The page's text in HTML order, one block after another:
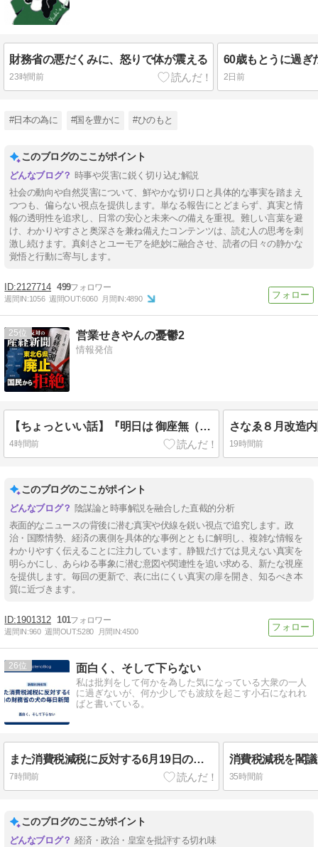
財務省の悪だくみに、怒りで体が震える
23時間前 2日前
#日本の為に #国を豊かに #ひのもと
このブログのここがポイント
時事や災害に鋭く切り込む解説
社会の動向や自然災害について、鮮やかな切り口と具体的な事実を踏まえ
つつも、偏らない視点を提供します。単なる報告にとどまらず、真実と情
報の透明性を追求し、日常の安心と未来への備えを重視。難しい言葉を避
け、わかりやすさと奥深さを兼ね備えたコンテンツは、読む人の思考を刺
激し続けます。真剣さとユーモアを絶妙に融合させ、読者の日々の静かな
覚悟と行動に寄与します。
2127714 499
週間IN:1056 週間OUT:6060 月間IN:4890
25 営業せきやんの憂鬱2
情報発信
【ちょっといい話】『明日は 御座無（ござな） く 候（そうろう） 』by 細川護煕、
4時間前 19時間前
このブログのここがポイント
陰謀論と時事解説を融合した直截的分析
表面的なニュースの背後に潜む真実や伏線を鋭い視点で追究します。政
治・国際情勢、経済の裏側を具体的な事例とともに解明し、複雑な情報を
わかりやすく伝えることに注力しています。静観だけでは見えない真実を
明らかにし、あらゆる事象に潜む意図や関連性を追い求める、新たな視座
を提供します。毎回の更新で、表に出にくい真実の扉を開き、知るべき本
質に近づきます。
1901312 101
週間IN:960 週間OUT:5280 月間IN:4500
26 面白く、そして下らない
私は批判をして何かを為した気になっている大衆の一人
に過ぎないが、何か少しでも波紋を起こす小石になれれ
ばと書いている。
また消費税減税に反対する6月19日の財務省の犬の毎日新聞社説
7時間前
消費税減税を閣
35時間前
このブログのここがポイント
経済・政治・皇室を批評する切れ味